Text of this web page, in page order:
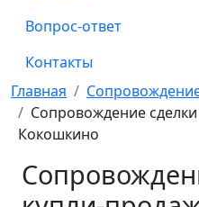
Вопрос-ответ
Контакты
Главная
Сопровождение
Кокошкино